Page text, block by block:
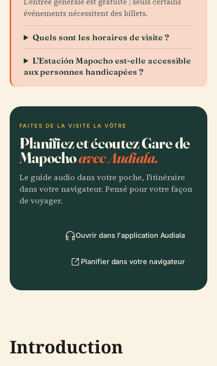
événements nécessitent des billets.
Quels sont les horaires de visite ?
L'Estación Mapocho est-elle accessible
aux personnes handicapées ?
FAITES DE LA VISITE LA VÔTRE
Planifiez et écoutez Gare de
Mapochoavec Audiala.
Le guide audio dans votre poche, l'itinéraire
dans votre navigateur. Pensé pour votre façon
de voyager.
Ouvrir dans l'application Audiala
Planifier dans votre navigateur
Introduction